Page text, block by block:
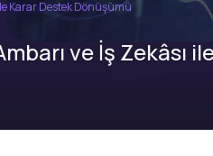
Karar Destek Dönüşümü
ve İş Zekâsı